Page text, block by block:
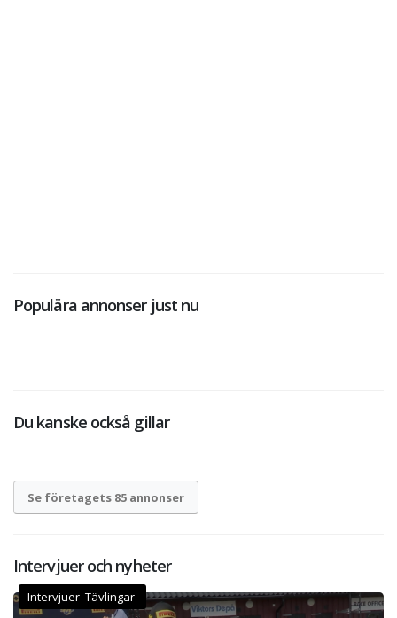
Populära annonser just nu
Du kanske också gillar
Se företagets 85 annonser
Intervjuer och nyheter
Intervjuer Tävlingar